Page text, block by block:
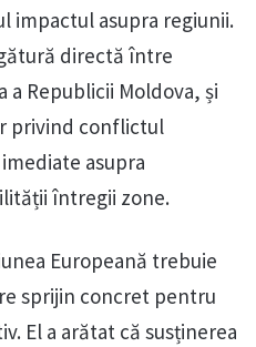
impactul asupra regiunii.
directă între
a Republicii Moldova, și
privind conflictul
asupra
întregii zone.
Europeană trebuie
sprijin concret pentru
El a arătat că susținerea